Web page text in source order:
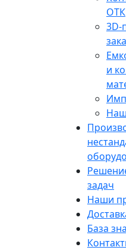
ОТК
3D-
и
задач
Наши
База